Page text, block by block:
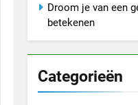
Droom je van een
betekenen
Categorieën